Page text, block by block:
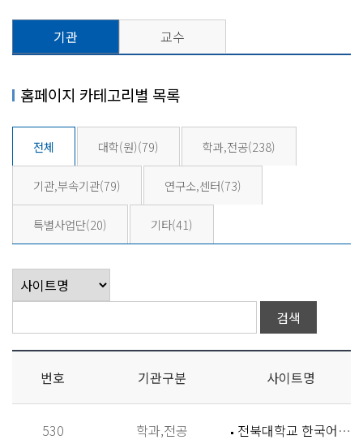
기관 교수
홈페이지 카테고리별 목록
전체 대학(원)(79) 학과,전공(238)
기관,부속기관(79) 연구소,센터(73)
특별사업단(20) 기타(41)
번호 기관구분 사이트명
530 학과,전공 전북대학교 한국어학과